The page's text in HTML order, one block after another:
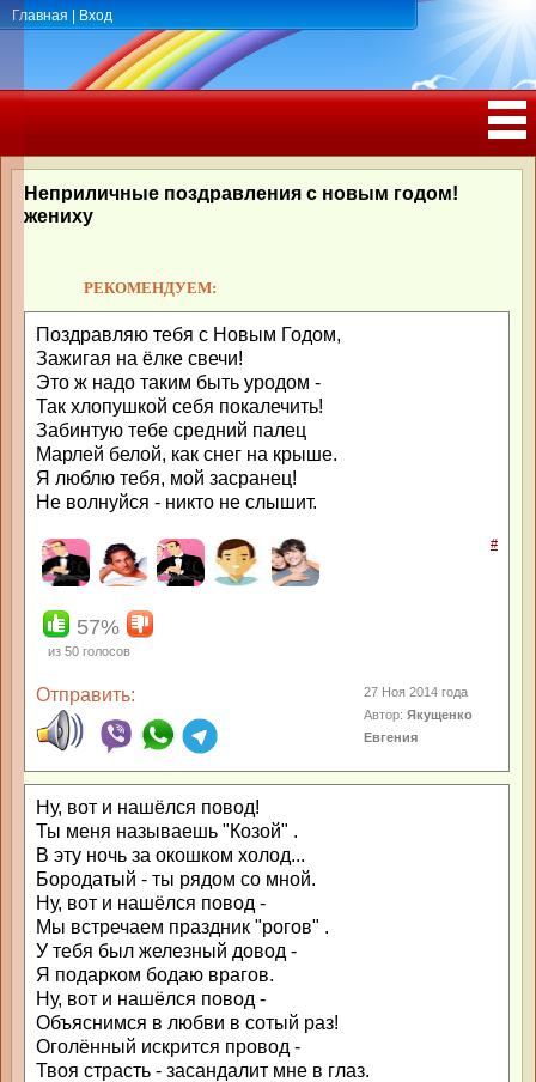
Главная Вход
РОЖДЕНИЯ, ЮБИЛЕЕМ
Неприличные поздравления с новым годом!
жениху
РЕКОМЕНДУЕМ:
Поздравляю тебя с Новым Годом,
Зажигая на ёлке свечи!
Это ж надо таким быть уродом -
Так хлопушкой себя покалечить!
Забинтую тебе средний палец
Марлей белой, как снег на крыше.
Я люблю тебя, мой засранец!
Не волнуйся - никто не слышит.
#
57%
из 50 голосов
Отправить:
27 Ноя 2014 года
Автор:Якущенко
Евгения
Ну, вот и нашёлся повод!
Ты меня называешь "Козой" .
В эту ночь за окошком холод...
Бородатый - ты рядом со мной.
Ну, вот и нашёлся повод -
Мы встречаем праздник "рогов" .
У тебя был железный довод -
Я подарком бодаю врагов.
Ну, вот и нашёлся повод -
Объяснимся в любви в сотый раз!
Оголённый искрится провод -
Твоя страсть - засандалит мне в глаз.